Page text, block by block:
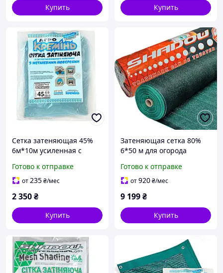
Купить Купить
Сетка затеняющая 45%
6м*10м усиленная с
солнцезащитная
Готово к отправке
от235₴/мес
2 350₴
Купить
Затеняющая сетка 80%
6*50 м для огорода
Готово к отправке
от920₴/мес
9 199₴
Купить